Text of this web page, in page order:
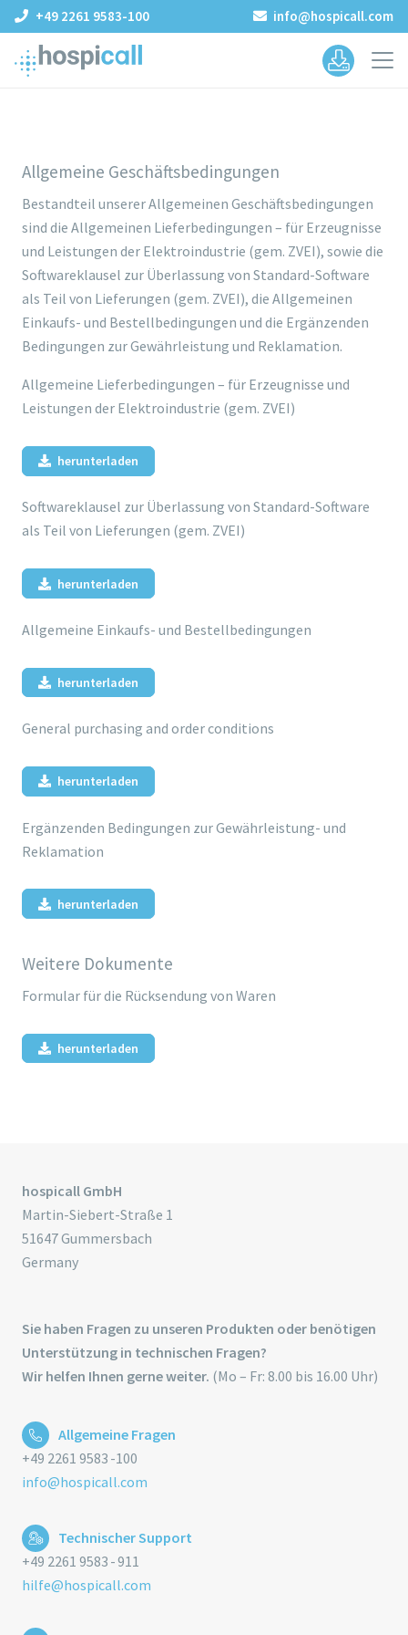
+49 2261 9583-100 info@hospicall.com
Allgemeine Geschäftsbedingungen
Bestandteil unserer Allgemeinen Geschäftsbedingungen
sind die Allgemeinen Lieferbedingungen – für Erzeugnisse
und Leistungen der Elektroindustrie (gem. ZVEI), sowie die
Softwareklausel zur Überlassung von Standard-Software
als Teil von Lieferungen (gem. ZVEI), die Allgemeinen
Einkaufs- und Bestellbedingungen und die Ergänzenden
Bedingungen zur Gewährleistung und Reklamation.
Allgemeine Lieferbedingungen – für Erzeugnisse und
Leistungen der Elektroindustrie (gem. ZVEI)
herunterladen
Softwareklausel zur Überlassung von Standard-Software
als Teil von Lieferungen (gem. ZVEI)
herunterladen
Allgemeine Einkaufs- und Bestellbedingungen
herunterladen
General purchasing and order conditions
herunterladen
Ergänzenden Bedingungen zur Gewährleistung- und
Reklamation
herunterladen
Weitere Dokumente
Formular für die Rücksendung von Waren
herunterladen
hospicall GmbH
Martin-Siebert-Straße 1
51647 Gummersbach
Germany
Sie haben Fragen zu unseren Produkten oder benötigen
Unterstützung in technischen Fragen?
Wir helfen Ihnen gerne weiter. (Mo – Fr: 8.00 bis 16.00 Uhr)
Allgemeine Fragen
+49 2261 9583 -100
info@hospicall.com
Technischer Support
+49 2261 9583 - 911
hilfe@hospicall.com